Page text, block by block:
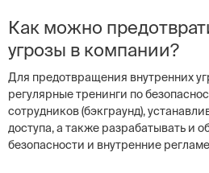
Как можно
угрозы в компании?
Для предотвращения внутренних
регулярные тренинги по
сотрудников (бэкграунд),
доступа, а также разрабатывать и
безопасности и внутренние